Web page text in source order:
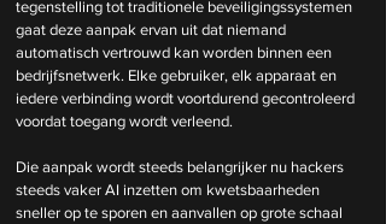
tegenstelling tot traditionele beveiligingssystemen
gaat deze aanpak ervan uit dat niemand
automatisch vertrouwd kan worden binnen een
bedrijfsnetwerk. Elke gebruiker, elk apparaat en
iedere verbinding wordt voortdurend gecontroleerd
voordat toegang wordt verleend.
Die aanpak wordt steeds belangrijker nu hackers
steeds vaker AI inzetten om kwetsbaarheden
sneller op te sporen en aanvallen op grote schaal